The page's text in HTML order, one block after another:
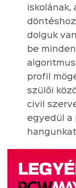
iskolának,
dolguk
be
profil
szülői
civil
egyedül a